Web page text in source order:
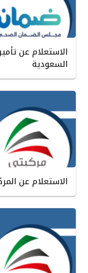
الاستعلام عن
السعودية
الاستعلام عن